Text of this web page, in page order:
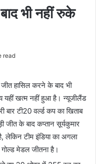
भी नहीं रुके
read
हासिल करने के बाद भी
यहीं खत्म नहीं हुआ है। न्यूजीलैंड
टी20 वर्ल्ड कप का खिताब
जीत के बाद कप्तान सूर्यकुमार
टीम इंडिया का अगला
मेडल जीतना है।